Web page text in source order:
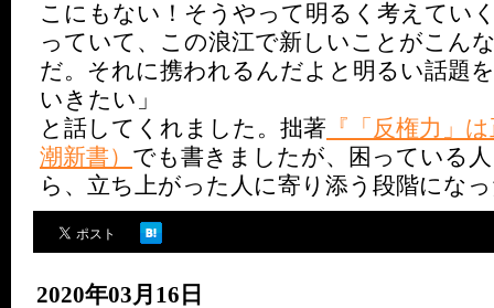
こにもない！そうやって明るく考えてい
っていて、この浪江で新しいことがこん
だ。それに携われるんだよと明るい話題
いきたい」
と話してくれました。拙著 『「反権力」
潮新書） でも書きましたが、困っている
ら、立ち上がった人に寄り添う段階にな
2020年03月16日